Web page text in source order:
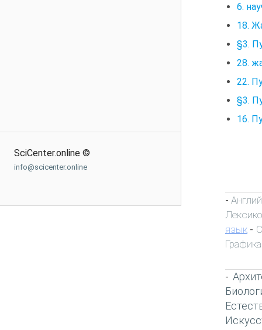
SciCenter.online ©
info@scicenter.online
6.
18.
§3.
28.
22.
§3.
16.
-
язык -
-